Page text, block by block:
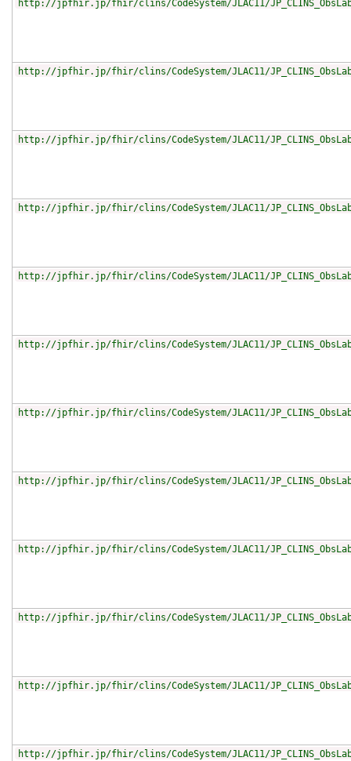
http://jpfhir.jp/fhir/clins/CodeSystem/JLAC11/
http://jpfhir.jp/fhir/clins/CodeSystem/JLAC11/
http://jpfhir.jp/fhir/clins/CodeSystem/JLAC11/
http://jpfhir.jp/fhir/clins/CodeSystem/JLAC11/
http://jpfhir.jp/fhir/clins/CodeSystem/JLAC11/
http://jpfhir.jp/fhir/clins/CodeSystem/JLAC11/
http://jpfhir.jp/fhir/clins/CodeSystem/JLAC11/
http://jpfhir.jp/fhir/clins/CodeSystem/JLAC11/
http://jpfhir.jp/fhir/clins/CodeSystem/JLAC11/
http://jpfhir.jp/fhir/clins/CodeSystem/JLAC11/
http://jpfhir.jp/fhir/clins/CodeSystem/JLAC11/
http://jpfhir.jp/fhir/clins/CodeSystem/JLAC11/